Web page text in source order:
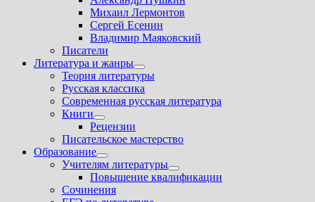
Михаил Лермонтов
Сергей Есенин
Владимир Маяковский
Писатели
Литература и жанры
Показать
подменю
Теория литературы
Русская классика
Современная русская литература
Книги
Показать
подменю
Рецензии
Писательское мастерство
Образование
Показать
подменю
Учителям литературы
Показать
подменю
Повышение квалификации
Сочинения